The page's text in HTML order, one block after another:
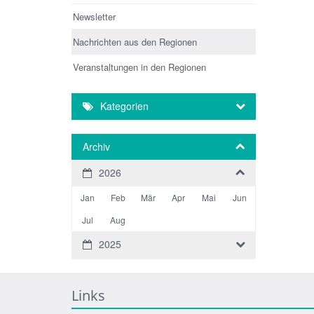
Newsletter
Nachrichten aus den Regionen
Veranstaltungen in den Regionen
Kategorien
Archiv
2026
Jan Feb Mär Apr Mai
Jun
Jul
Aug
2025
Links